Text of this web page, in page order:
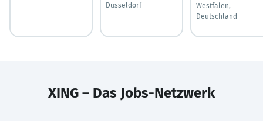
Düsseldorf
Westfalen,
Deutschland
XING – Das Jobs-Netzwerk